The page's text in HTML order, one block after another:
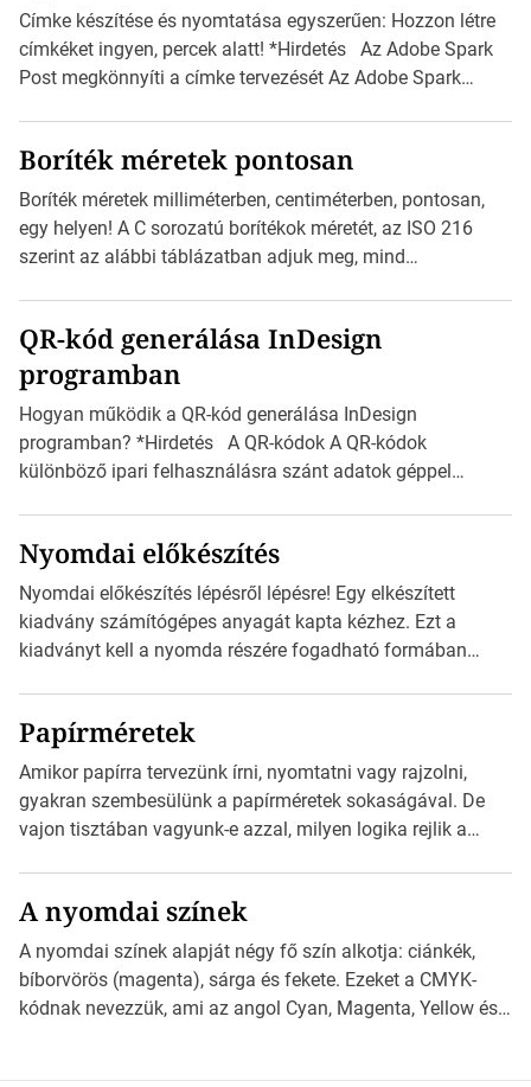
Címke készítése és nyomtatása egyszerűen: Hozzon létre
címkéket ingyen, percek alatt! *Hirdetés Az Adobe Spark
Post megkönnyíti a címke tervezését Az Adobe Spark
igazán foroghatnak a kreatív fogaskerekek, miközben
zajlik a saját címke készítése. Hogyan készítsünk címkét?
Válasszon méretet és alakot: Válassza ki a kívánt címke
méretét. Akár néhány […]
Boríték méretek pontosan
Boríték méretek milliméterben, centiméterben, pontosan,
egy helyen! A C sorozatú borítékok méretét, az ISO 216
szerint az alábbi táblázatban adjuk meg, mind
mutatja az A4-es papírlaphoz viszonyítva. Az amerikai és
észak-amerikai boríték méretére az ISO 216 nem
vonatkozik. Boríték méretének táblázata C0-tól […]
QR-kód generálása InDesign
programban
Hogyan működik a QR-kód generálása InDesign
programban? *Hirdetés A QR-kódok A QR-kódok
különböző ipari felhasználásra szánt adatok géppel
okostelefonjára telepíthet egy QR-kód-leolvasó
alkalmazást, ami leolvasni és dekódolni képes az URL-
információt és átirányítja a telefon böngészőjét a cég
weblapjára. A QR-kód beolvasása után a felhasználó
Nyomdai előkészítés
Nyomdai előkészítés lépésről lépésre! Egy elkészített
kiadvány számítógépes anyagát kapta kézhez. Ezt a
kiadványt kell a nyomda részére fogadható formában
Illustratorban készült vektorgrafika. *Hirdetés Minden
esetben konzultáljunk a nyomdával, mielőtt elkezdjük a
nyomdai előkészítést!Nehogy az elkészült munka után
derüljön ki, hogy valamit másképp kellett volna csinálni! […]
Papírméretek
Amikor papírra tervezünk írni, nyomtatni vagy rajzolni,
gyakran szembesülünk a papírméretek sokaságával. De
vajon tisztában vagyunk-e azzal, milyen logika rejlik a
*Hirdetés Ebben a cikkben a papírméretek izgalmas
világába kalauzolunk el téged, hogy jobban megértsd,
milyen szempontok alapján érdemes választanod a
jövőben. Bevezetés a papírméretek világába A […]
A nyomdai színek
A nyomdai színek alapját négy fő szín alkotja: ciánkék,
bíborvörös (magenta), sárga és fekete. Ezeket a CMYK-
kódnak nevezzük, ami az angol Cyan, Magenta, Yellow és